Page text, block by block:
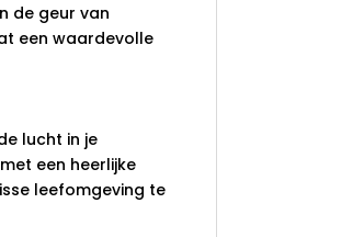
de geur van
een waardevolle
lucht in je
een heerlijke
leefomgeving te